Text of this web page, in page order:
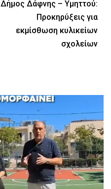
Δήμος Δάφνης – Υμηττού:
Προκηρύξεις για
εκμίσθωση κυλικείων
σχολείων